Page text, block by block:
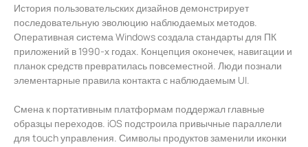
История пользовательских дизайнов демонстрирует
последовательную эволюцию наблюдаемых методов.
Оперативная система Windows создала стандарты для ПК
приложений в 1990-х годах. Концепция оконечек, навигации и
планок средств превратилась повсеместной. Люди познали
элементарные правила контакта с наблюдаемым UI.
Смена к портативным платформам поддержал главные
образцы переходов. iOS подстроила привычные параллели
для touch управления. Символы продуктов заменили иконки